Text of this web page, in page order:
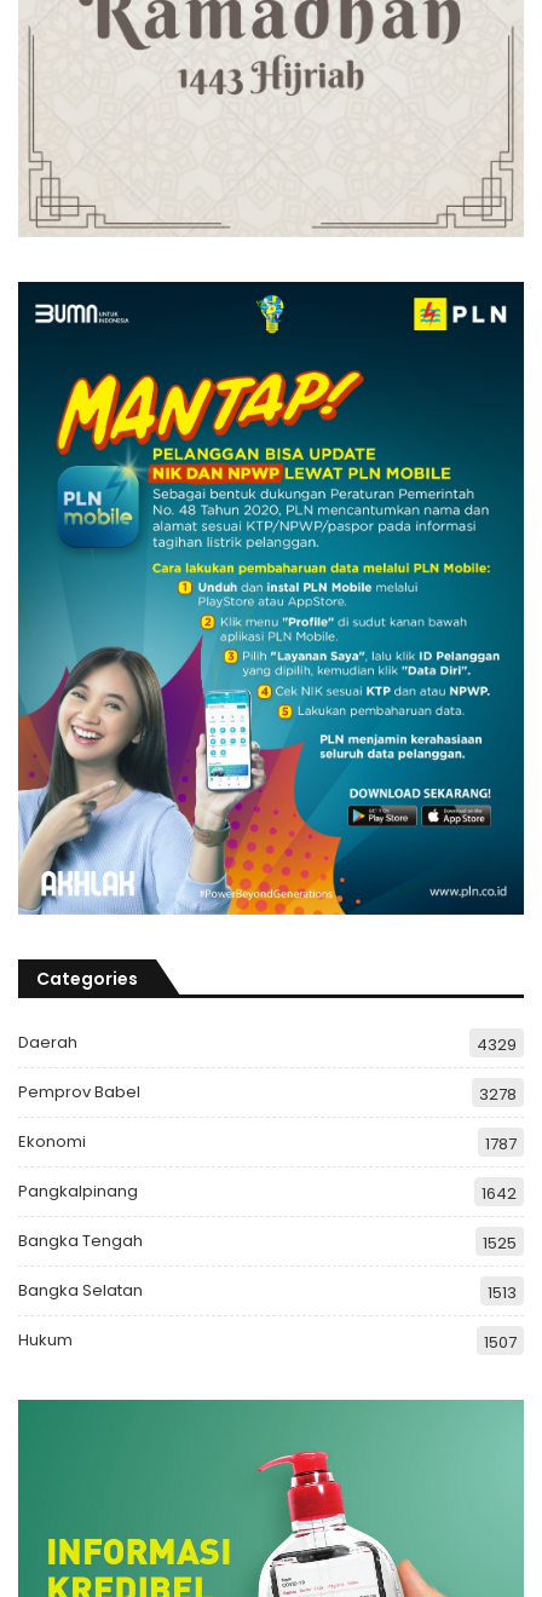
Categories
Daerah 4329
Pemprov Babel 3278
Ekonomi 1787
Pangkalpinang 1642
Bangka Tengah 1525
Bangka Selatan 1513
Hukum 1507